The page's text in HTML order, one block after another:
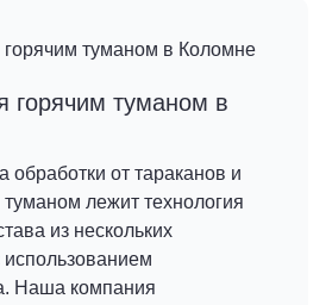
горячим туманом в
обработки от тараканов и
лежит технология
из нескольких
использованием
Наша компания